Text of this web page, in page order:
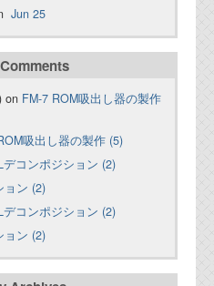
Jun 25
on FM-7 ROM吸出し器の製作
吸出し器の製作 (5)
デコンポジション (2)
ョン (2)
デコンポジション (2)
ョン (2)